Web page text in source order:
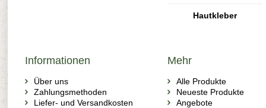
Hautkleber
Informationen
Über uns
Zahlungsmethoden
Liefer- und Versandkosten
Mehr
Alle Produkte
Neueste Produkte
Angebote